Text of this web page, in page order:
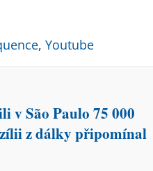
, Youtube
v São Paulo 75 000
z dálky připomínal